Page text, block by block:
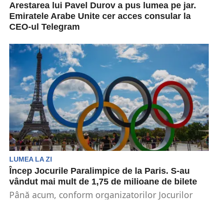
Arestarea lui Pavel Durov a pus lumea pe jar.
Emiratele Arabe Unite cer acces consular la
CEO-ul Telegram
au cerut guvernului francez să permită accesul
consular...
LUMEA LA ZI
Încep Jocurile Paralimpice de la Paris. S-au
vândut mai mult de 1,75 de milioane de bilete
Până acum, conform organizatorilor Jocurilor